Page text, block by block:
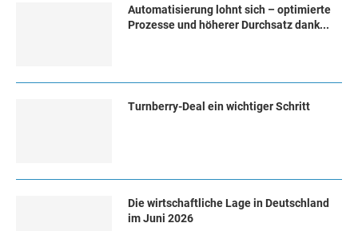
Automatisierung lohnt sich – optimierte
Prozesse und höherer Durchsatz dank...
Turn­ber­ry-Deal ein wich­ti­ger Schritt
Die wirtschaftliche Lage in Deutschland
im Juni 2026